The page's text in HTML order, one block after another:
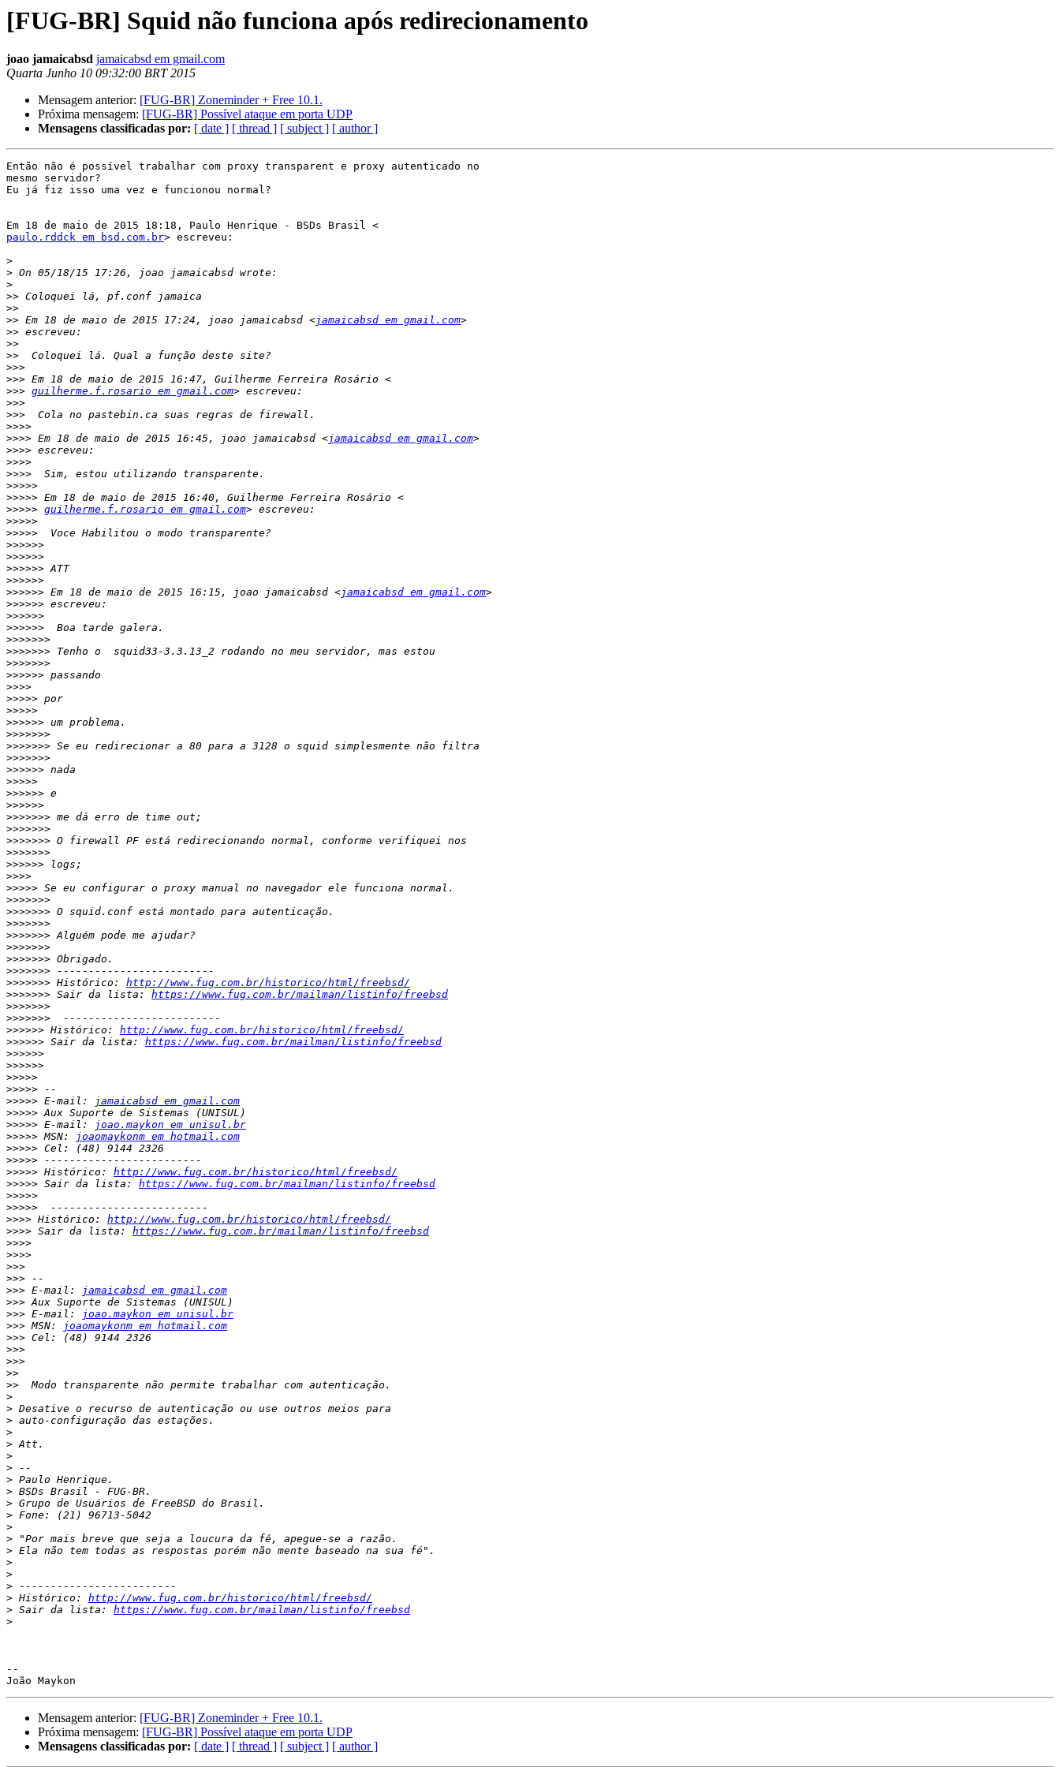
[FUG-BR] Squid não funciona após redirecionamento
joao jamaicabsd jamaicabsd em gmail.com
Quarta Junho 10 09:32:00 BRT 2015
Mensagem anterior: [FUG-BR] Zoneminder + Free 10.1.
Próxima mensagem: [FUG-BR] Possível ataque em porta UDP
Mensagens classificadas por: [ date ] [ thread ] [ subject ] [ author ]
Então não é possível trabalhar com proxy transparent e proxy autenticado no
mesmo servidor?
Eu já fiz isso uma vez e funcionou normal?
paulo.rddck em bsd.com.br> escreveu:
>
>
>
>>
>>
>> Em 18 de maio de 2015 17:24, joao jamaicabsd <jamaicabsd em gmail.com
>>
>>
>>
>>>
>>>
>>> guilherme.f.rosario em gmail.com
>>>
>>>
>>>>
>>>> Em 18 de maio de 2015 16:45, joao jamaicabsd <jamaicabsd em gmail.com
>>>>
>>>>
>>>>
>>>>>
>>>>>
>>>>> guilherme.f.rosario em gmail.com
>>>>>
>>>>>
>>>>>>
>>>>>>
>>>>>>
>>>>>>
>>>>>> Em 18 de maio de 2015 16:15, joao jamaicabsd <jamaicabsd em gmail.com
>>>>>>
>>>>>>
>>>>>>
>>>>>>>
>>>>>>>
>>>>>>>
>>>>>>
>>>>
>>>>>
>>>>>
>>>>>>
>>>>>>>
>>>>>>>
>>>>>>>
>>>>>>
>>>>>
>>>>>>
>>>>>>
>>>>>>>
>>>>>>>
>>>>>>>
>>>>>>>
>>>>>>
>>>>
>>>>>
>>>>>>>
>>>>>>>
>>>>>>>
>>>>>>>
>>>>>>>
>>>>>>>
>>>>>>>
>>>>>>> Histórico: http://www.fug.com.br/historico/html/freebsd/
>>>>>>> Sair da lista: https://www.fug.com.br/mailman/listinfo/freebsd
>>>>>>>
>>>>>>>
>>>>>> Histórico: http://www.fug.com.br/historico/html/freebsd/
>>>>>> Sair da lista: https://www.fug.com.br/mailman/listinfo/freebsd
>>>>>>
>>>>>>
>>>>>
>>>>>
>>>>> E-mail:
jamaicabsd em gmail.com
>>>>>
>>>>> E-mail:
joao.maykon em unisul.br
>>>>> MSN:
joaomaykonm em hotmail.com
>>>>>
>>>>>
>>>>> Histórico: http://www.fug.com.br/historico/html/freebsd/
>>>>> Sair da lista: https://www.fug.com.br/mailman/listinfo/freebsd
>>>>>
>>>>>
>>>> Histórico: http://www.fug.com.br/historico/html/freebsd/
>>>> Sair da lista: https://www.fug.com.br/mailman/listinfo/freebsd
>>>>
>>>>
>>>
>>>
>>> E-mail:
jamaicabsd em gmail.com
>>>
>>> E-mail:
joao.maykon em unisul.br
>>> MSN:
joaomaykonm em hotmail.com
>>>
>>>
>>>
>>
>>
>
>
>
>
>
>
>
>
>
>
>
>
>
>
>
>
>
> Histórico: http://www.fug.com.br/historico/html/freebsd/
> Sair da lista: https://www.fug.com.br/mailman/listinfo/freebsd
>
--
Mensagem anterior: [FUG-BR] Zoneminder + Free 10.1.
Próxima mensagem: [FUG-BR] Possível ataque em porta UDP
Mensagens classificadas por: [ date ] [ thread ] [ subject ] [ author ]